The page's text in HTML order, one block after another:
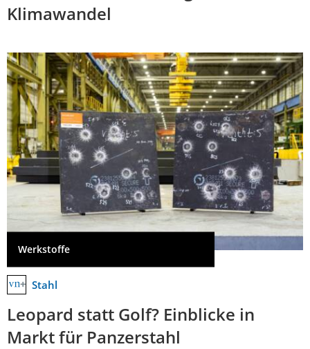
Klimawandel
Werkstoffe
Stahl
Leopard statt Golf? Einblicke in
Markt für Panzerstahl